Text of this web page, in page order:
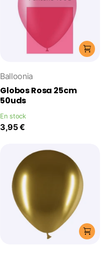
Balloonia
Globos Rosa 25cm
50uds
En stock
3,95 €